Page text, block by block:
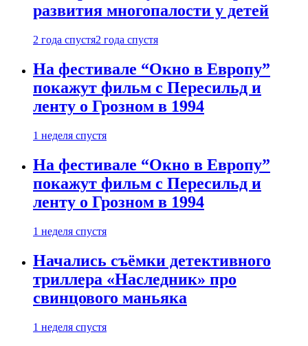
развития многопалости у детей
2 года спустя2 года спустя
На фестивале “Окно в Европу”
покажут фильм с Пересильд и
ленту о Грозном в 1994
1 неделя спустя
На фестивале “Окно в Европу”
покажут фильм с Пересильд и
ленту о Грозном в 1994
1 неделя спустя
Начались съёмки детективного
триллера «Наследник» про
свинцового маньяка
1 неделя спустя